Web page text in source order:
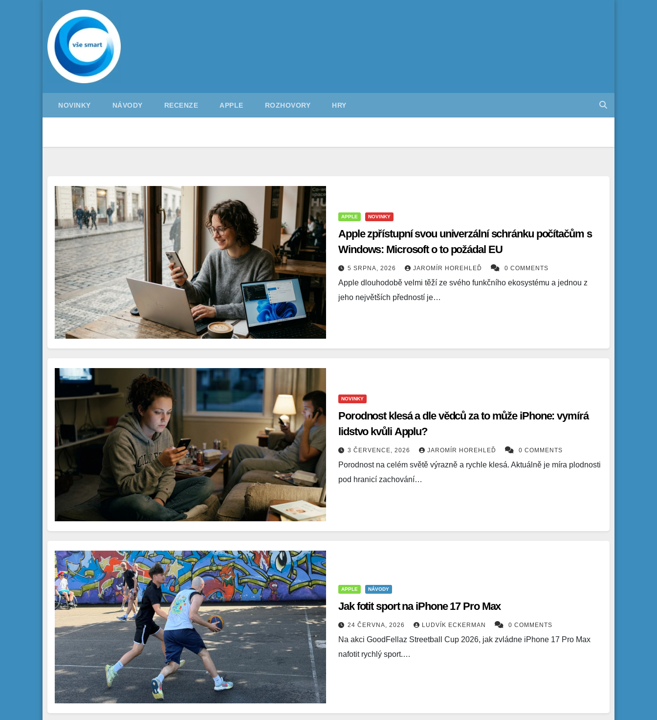
content
NOVINKY NÁVODY RECENZE APPLE ROZHOVORY HRY
APPLE NOVINKY
Apple zpřístupní svou univerzální schránku počítačům s
Windows: Microsoft o to požádal EU
5 SRPNA, 2026 JAROMÍR HOREHLEĎ 0 COMMENTS
Apple dlouhodobě velmi těží ze svého funkčního ekosystému a jednou z
jeho největších předností je…
NOVINKY
Porodnost klesá a dle vědců za to může iPhone: vymírá
lidstvo kvůli Applu?
3 ČERVENCE, 2026 JAROMÍR HOREHLEĎ 0 COMMENTS
Porodnost na celém světě výrazně a rychle klesá. Aktuálně je míra plodnosti
pod hranicí zachování…
APPLE NÁVODY
Jak fotit sport na iPhone 17 Pro Max
24 ČERVNA, 2026 LUDVÍK ECKERMAN 0 COMMENTS
Na akci GoodFellaz Streetball Cup 2026, jak zvládne iPhone 17 Pro Max
nafotit rychlý sport.…